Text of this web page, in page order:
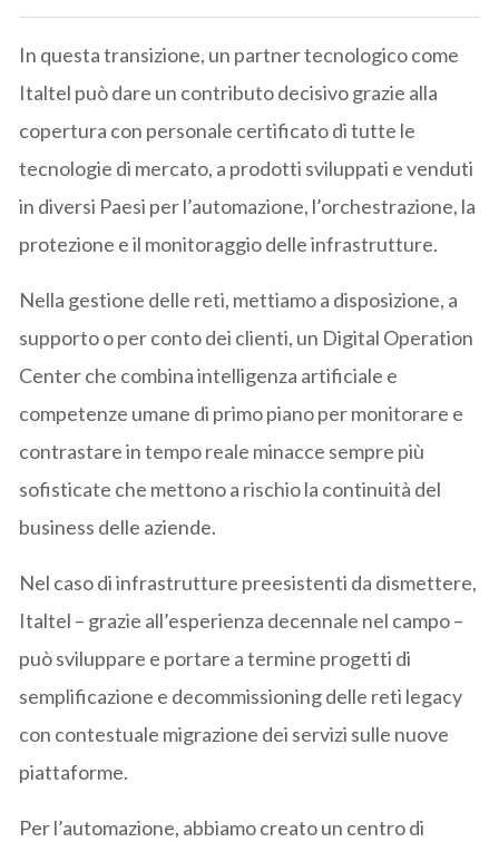
In questa transizione, un partner tecnologico come
Italtel può dare un contributo decisivo grazie alla
copertura con personale certificato di tutte le
tecnologie di mercato, a prodotti sviluppati e venduti
in diversi Paesi per l’automazione, l’orchestrazione, la
protezione e il monitoraggio delle infrastrutture.
Nella gestione delle reti, mettiamo a disposizione, a
supporto o per conto dei clienti, un Digital Operation
Center che combina intelligenza artificiale e
competenze umane di primo piano per monitorare e
contrastare in tempo reale minacce sempre più
sofisticate che mettono a rischio la continuità del
business delle aziende.
Nel caso di infrastrutture preesistenti da dismettere,
Italtel – grazie all’esperienza decennale nel campo –
può sviluppare e portare a termine progetti di
semplificazione e decommissioning delle reti legacy
con contestuale migrazione dei servizi sulle nuove
piattaforme.
Per l’automazione, abbiamo creato un centro di